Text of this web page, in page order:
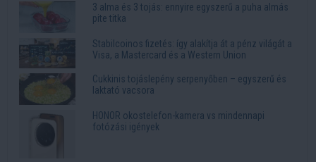
3 alma és 3 tojás: ennyire egyszerű a puha almás
pite titka
Stabilcoinos fizetés: így alakítja át a pénz világát a
Visa, a Mastercard és a Western Union
Cukkinis tojáslepény serpenyőben – egyszerű és
laktató vacsora
HONOR okostelefon-kamera vs mindennapi
fotózási igények